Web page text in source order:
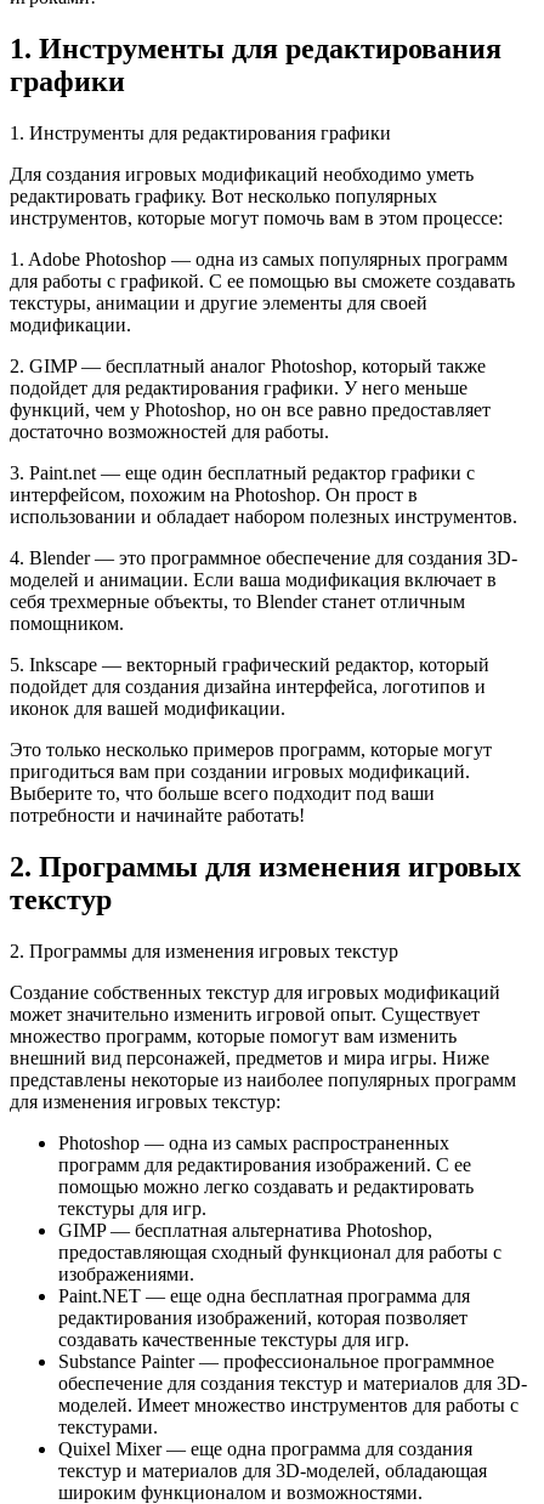
1. Инструменты для редактирования
графики
1. Инструменты для редактирования графики
Для создания игровых модификаций необходимо уметь
редактировать графику. Вот несколько популярных
инструментов, которые могут помочь вам в этом процессе:
1. Adobe Photoshop — одна из самых популярных программ
для работы с графикой. С ее помощью вы сможете создавать
текстуры, анимации и другие элементы для своей
модификации.
2. GIMP — бесплатный аналог Photoshop, который также
подойдет для редактирования графики. У него меньше
функций, чем у Photoshop, но он все равно предоставляет
достаточно возможностей для работы.
3. Paint.net — еще один бесплатный редактор графики с
интерфейсом, похожим на Photoshop. Он прост в
использовании и обладает набором полезных инструментов.
4. Blender — это программное обеспечение для создания 3D-
моделей и анимации. Если ваша модификация включает в
себя трехмерные объекты, то Blender станет отличным
помощником.
5. Inkscape — векторный графический редактор, который
подойдет для создания дизайна интерфейса, логотипов и
иконок для вашей модификации.
Это только несколько примеров программ, которые могут
пригодиться вам при создании игровых модификаций.
Выберите то, что больше всего подходит под ваши
потребности и начинайте работать!
2. Программы для изменения игровых
текстур
2. Программы для изменения игровых текстур
Создание собственных текстур для игровых модификаций
может значительно изменить игровой опыт. Существует
множество программ, которые помогут вам изменить
внешний вид персонажей, предметов и мира игры. Ниже
представлены некоторые из наиболее популярных программ
для изменения игровых текстур:
Photoshop — одна из самых распространенных
программ для редактирования изображений. С ее
помощью можно легко создавать и редактировать
текстуры для игр.
GIMP — бесплатная альтернатива Photoshop,
предоставляющая сходный функционал для работы с
изображениями.
Paint.NET — еще одна бесплатная программа для
редактирования изображений, которая позволяет
создавать качественные текстуры для игр.
Substance Painter — профессиональное программное
обеспечение для создания текстур и материалов для 3D-
моделей. Имеет множество инструментов для работы с
текстурами.
Quixel Mixer — еще одна программа для создания
текстур и материалов для 3D-моделей, обладающая
широким функционалом и возможностями.